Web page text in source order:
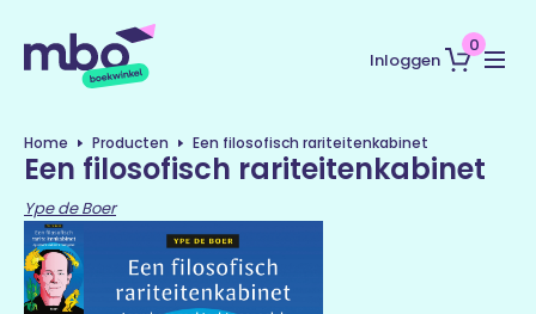
Inloggen
0
Home Producten Een filosofisch rariteitenkabinet
Een filosofisch rariteitenkabinet
Ype de Boer